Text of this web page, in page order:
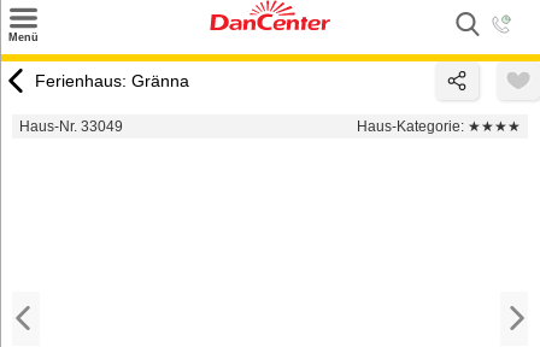
Menü
Urlaubsziele
Ferienhaus: Gränna
Haus-Nr. 33049 Haus-Kategorie: ★★★★